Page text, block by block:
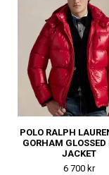
POLO RALPH
GORHAM GLOSSED
JACKET
6 700 kr